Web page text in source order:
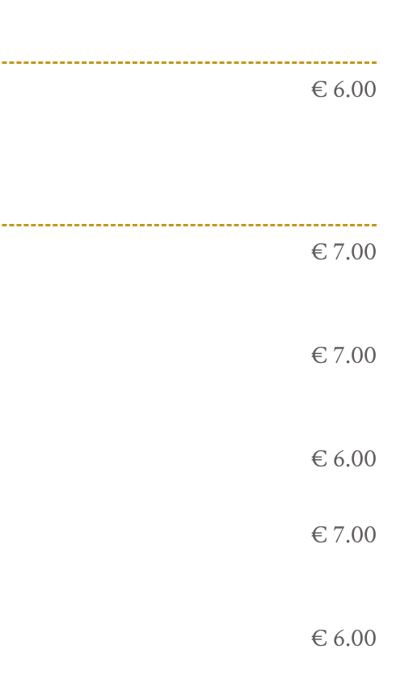
€ 6.00
€ 7.00
€ 7.00
€ 6.00
€ 7.00
€ 6.00